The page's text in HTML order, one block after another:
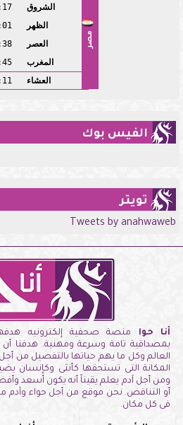
مصر
الشروق
الظهر
العصر
المغرب
العشاء
الفيس بوك
تويتر
Tweets by anahwaweb
أنا حوا منصة صحفية إلكترونيه
بمصداقية تامة وسرعة ومهنية. هدفنا
العالم وكل ما يهم حياتها بالتفصيل من
المكانة التى تستحقها كأنثى وكإنسان
ومن أجل آدم يعلم يقيناً أنه يكون أسعد
أو التناقض. نحن موقع من أجل حواء وآدم
فى كل مكان.